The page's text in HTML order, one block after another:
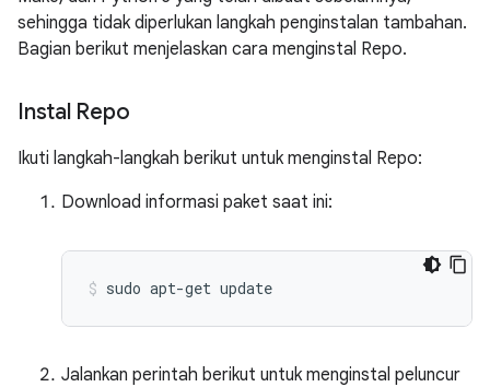
sehingga tidak diperlukan langkah penginstalan tambahan.
Bagian berikut menjelaskan cara menginstal Repo.
Instal Repo
Ikuti langkah-langkah berikut untuk menginstal Repo:
Download informasi paket saat ini:
sudo apt-get update
Jalankan perintah berikut untuk menginstal peluncur